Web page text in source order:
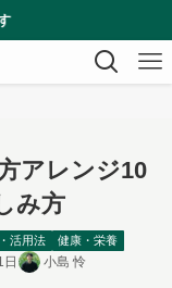
アレンジ10
み方
活用法
健康・栄養
日 小島 怜